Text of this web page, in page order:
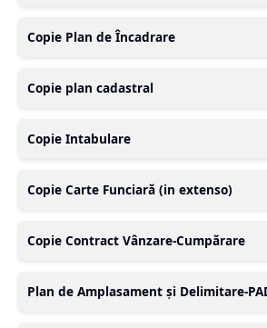
Copie Plan de Încadrare
Copie plan cadastral
Copie Intabulare
Copie Carte Funciară (in extenso)
Copie Contract Vânzare-Cumpărare
Plan de Amplasament și Delimitare-